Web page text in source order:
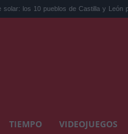
de Castilla y León p...
TIEMPO VIDEOJUEGOS